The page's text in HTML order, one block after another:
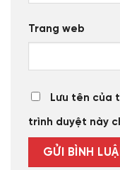
Trang web
Lưu tên của
trình duyệt này